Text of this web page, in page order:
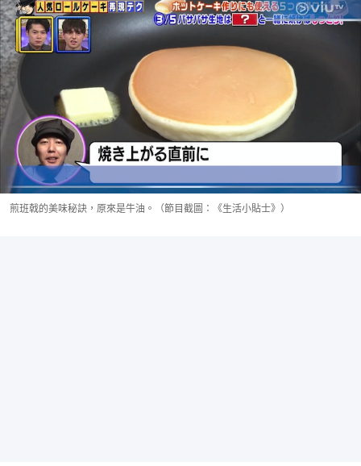
煎班戟的美味秘訣，原來是牛油。（節目截圖：《生活小貼士》）